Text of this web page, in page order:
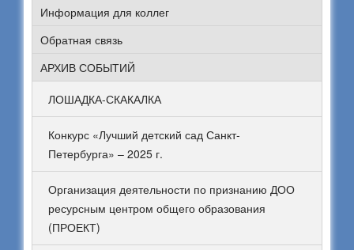
Информация для коллег
Обратная связь
АРХИВ СОБЫТИЙ
ЛОШАДКА-СКАКАЛКА
Конкурс «Лучший детский сад Санкт-
Петербурга» – 2025 г.
Организация деятельности по признанию ДОО
ресурсным центром общего образования
(ПРОЕКТ)